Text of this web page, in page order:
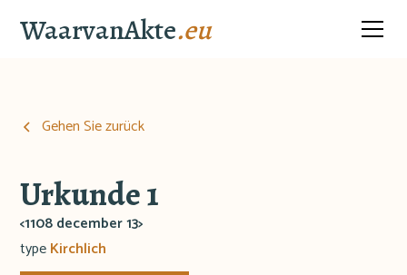
WaarvanAkte.eu
Gehen Sie zurück
Urkunde 1
<1108 december 13>
typeKirchlich